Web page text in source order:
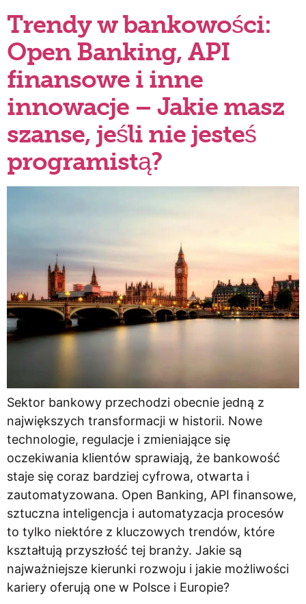
Trendy w bankowości:
Open Banking, API
finansowe i inne
innowacje – Jakie masz
szanse, jeśli nie jesteś
programistą?
Sektor bankowy przechodzi obecnie jedną z
największych transformacji w historii. Nowe
technologie, regulacje i zmieniające się
oczekiwania klientów sprawiają, że bankowość
staje się coraz bardziej cyfrowa, otwarta i
zautomatyzowana. Open Banking, API finansowe,
sztuczna inteligencja i automatyzacja procesów
to tylko niektóre z kluczowych trendów, które
kształtują przyszłość tej branży. Jakie są
najważniejsze kierunki rozwoju i jakie możliwości
kariery oferują one w Polsce i Europie?